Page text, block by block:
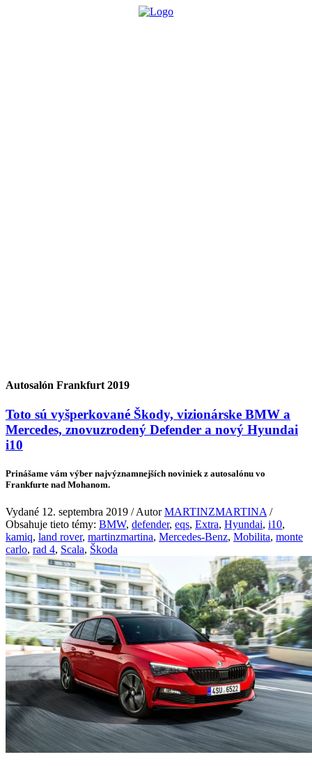
Autosalón Frankfurt 2019
Toto sú vyšperkované Škody, vizionárske BMW a
Mercedes, znovuzrodený Defender a nový Hyundai
i10
Prinášame vám výber najvýznamnejších noviniek z autosalónu vo
Frankfurte nad Mohanom.
Vydané 12. septembra 2019 / AutorMARTINZMARTINA /
Obsahuje tieto témy: BMW, defender, eqs, Extra, Hyundai, i10,
kamiq, land rover, martinzmartina, Mercedes-Benz, Mobilita, monte
carlo, rad 4, Scala, Škoda